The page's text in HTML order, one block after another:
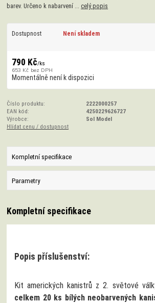
barev. Určeno k nabarvení ... celý popis
Dostupnost Není skladem
790 Kč/ks
653 Kč bez DPH
Momentálně není k dispozici
Číslo produktu:
2222000257
EAN kód:
4250229626727
Výrobce:
Sol Model
Hlídat cenu / dostupnost
Kompletní specifikace
Parametry
Kompletní specifikace
Popis příslušenství:
Kit amerických kanistrů z 2. světové
celkem 20 ks bílých neobarvených